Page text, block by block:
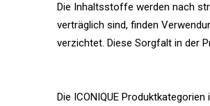
Die Inhaltsstoffe werden nach
verträglich sind, finden
verzichtet. Diese Sorgfalt in der
Die ICONIQUE Produktkategorien